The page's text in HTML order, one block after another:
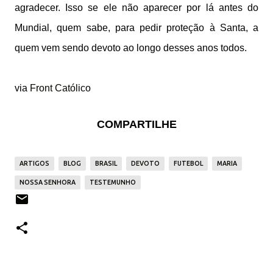
agradecer. Isso se ele não aparecer por lá antes do
Mundial, quem sabe, para pedir proteção à Santa, a
quem vem sendo devoto ao longo desses anos todos.
via Front Católico
COMPARTILHE
ARTIGOS BLOG BRASIL DEVOTO FUTEBOL MARIA
NOSSA SENHORA TESTEMUNHO